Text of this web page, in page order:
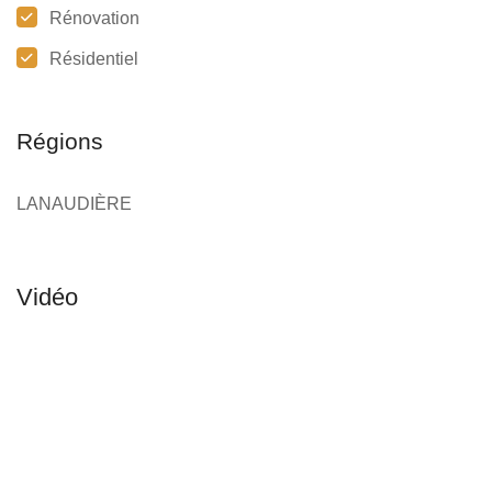
Rénovation
Résidentiel
Régions
LANAUDIÈRE